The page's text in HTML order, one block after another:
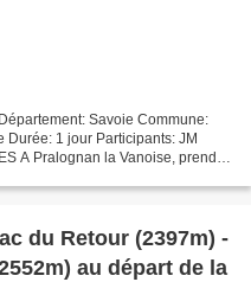
Savoie Commune:
Durée: 1 jour Participants: JM
A Pralognan la Vanoise, prendre
du Retour (2397m) -
au départ de la